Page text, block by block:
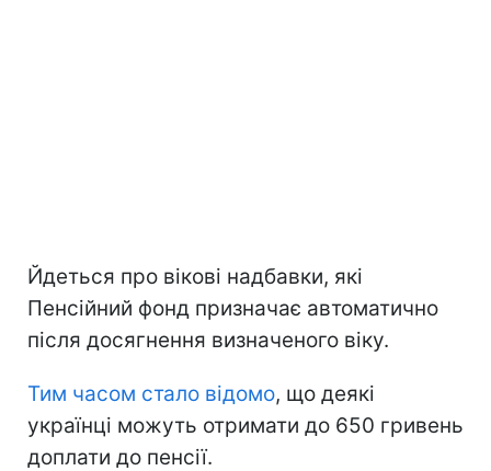
Йдеться про вікові надбавки, які
Пенсійний фонд призначає автоматично
після досягнення визначеного віку.
Тим часом стало відомо, що деякі
українці можуть отримати до 650 гривень
доплати до пенсії.